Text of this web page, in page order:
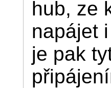
hub, ze
napájet
je pak